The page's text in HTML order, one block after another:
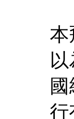
本
行